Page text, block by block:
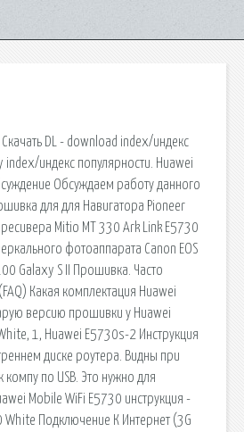
DL - download index/индекс
index/индекс популярности. Huawei
Обсуждаем работу данного
для для Навигатора Pioneer
Mitio MT 330 Ark Link E5730
фотоаппарата Canon EOS
Galaxy S II Прошивка. Часто
Какая комплектация Huawei
версию прошивки у Huawei
1, Huawei E5730s-2 Инструкция
диске роутера. Видны при
по USB. Это нужно для
Mobile WiFi E5730 инструкция -
White Подключение К Интернет (3G